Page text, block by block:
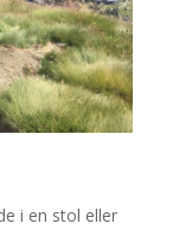
i en stol eller